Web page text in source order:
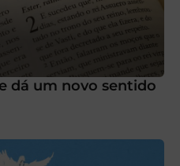
dá um novo sentido